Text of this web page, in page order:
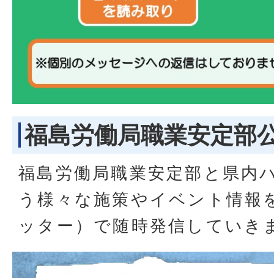
福島労働局職業安定部
福島労働局職業安定部と県内
う様々な施策やイベント情
ッター）で随時発信していき